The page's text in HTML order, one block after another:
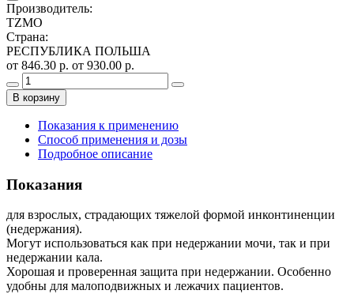
Производитель:
TZMO
Страна:
РЕСПУБЛИКА ПОЛЬША
от 846.30 р. от 930.00 р.
В корзину
Показания к применению
Способ применения и дозы
Подробное описание
Показания
для взрослых, страдающих тяжелой формой инконтиненции
(недержания).
Могут использоваться как при недержании мочи, так и при
недержании кала.
Хорошая и проверенная защита при недержании. Особенно
удобны для малоподвижных и лежачих пациентов.